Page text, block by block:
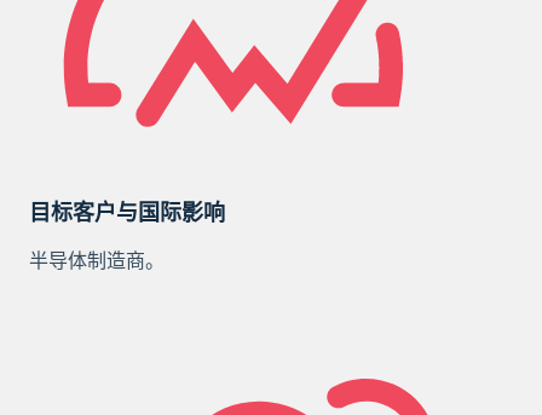
目标客户与国际影响
半导体制造商。